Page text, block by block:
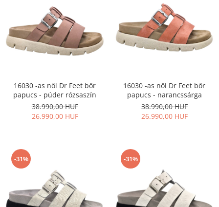
16030 -as női Dr Feet bőr
papucs - púder rózsaszín
38.990,00 HUF
26.990,00 HUF
16030 -as női Dr Feet bőr
papucs - narancssárga
38.990,00 HUF
26.990,00 HUF
-31% -31%